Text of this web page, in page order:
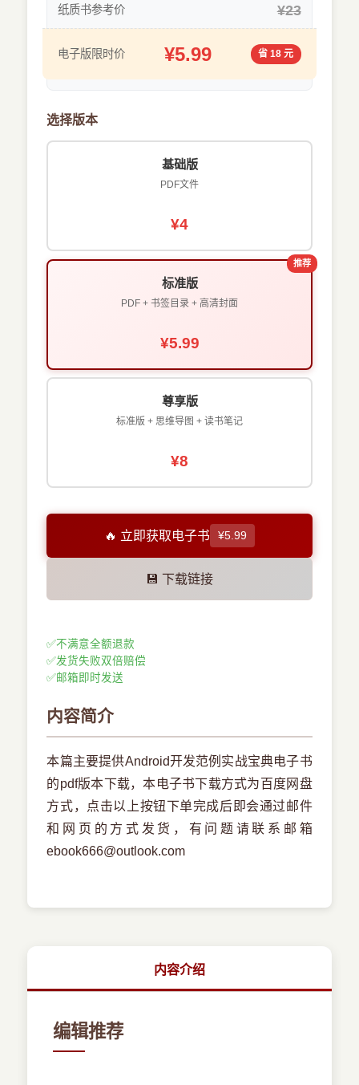
纸质书参考价 ¥23
电子版限时价 ¥5.99 省 18 元
选择版本
基础版
PDF文件
¥4
推荐
标准版
PDF + 书签目录 + 高清封面
¥5.99
尊享版
标准版 + 思维导图 + 读书笔记
¥8
🔥 立即获取电子书 ¥5.99
💾 下载链接
✅不满意全额退款
✅发货失败双倍赔偿
✅邮箱即时发送
内容简介
本篇主要提供Android开发范例实战宝典电子书
的pdf版本下载，本电子书下载方式为百度网盘
方式，点击以上按钮下单完成后即会通过邮件
和网页的方式发货，有问题请联系邮箱
ebook666@outlook.com
内容介绍
编辑推荐